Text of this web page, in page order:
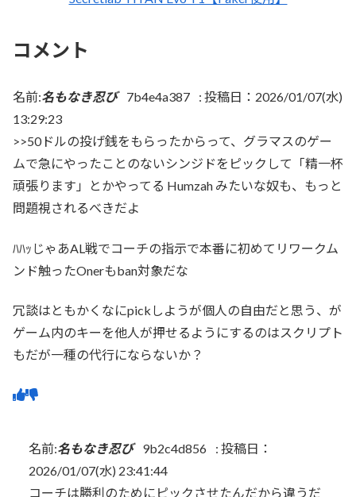
コメント
名前:名もなき忍び 7b4e4a387 : 投稿日：2026/01/07(水)
13:29:23
>>50ドルの投げ銭をもらったからって、グラマスのゲー
ムで急にやったことのないシンジドをピックして「精一杯
頑張ります」とかやってる Humzah みたいな奴も、もっと
問題視されるべきだよ
ﾊﾊｯじゃあAL戦でコーチの指示で本番に初めてリワークム
ンド触ったOnerもban対象だな
冗談はともかくなにpickしようが個人の自由だと思う、が
ゲーム内のキーを他人が押せるようにするのはスクリプト
もだが一種の代行にならないか？
名前:名もなき忍び 9b2c4d856 : 投稿日：
2026/01/07(水) 23:41:44
コーチは勝利のためにピックさせたんだから違うだ